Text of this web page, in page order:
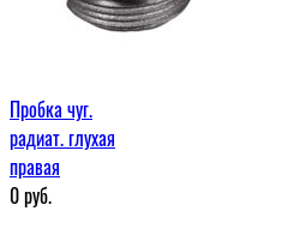
Пробка чуг.
радиат. глухая
правая
0руб.